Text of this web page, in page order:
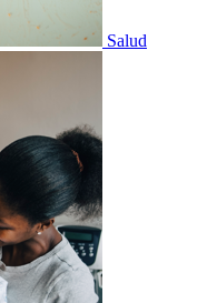
Salud